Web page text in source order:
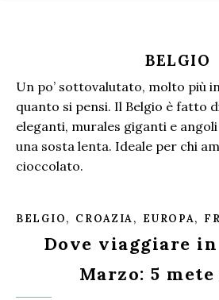
BELGIO
Un po’ sottovalutato, molto più
quanto si pensi. Il Belgio è fatto
eleganti, murales giganti e
una sosta lenta. Ideale per chi
cioccolato.
BELGIO, CROAZIA, EUROPA,
Dove viaggiare
Marzo: 5